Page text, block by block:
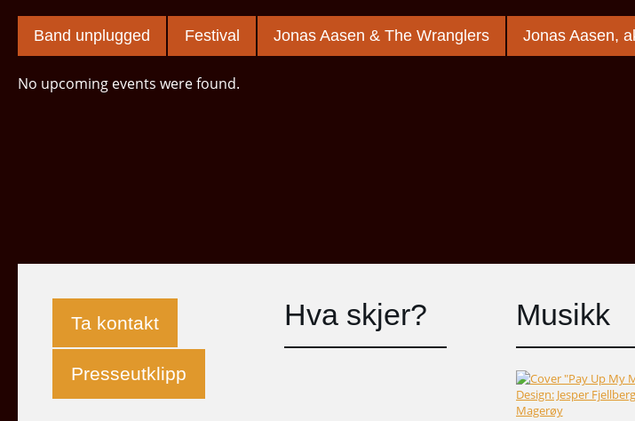
Band unplugged Festival Jonas Aasen & The Wranglers Jonas Aasen,
No upcoming events were found.
Ta kontakt
Presseutklipp
Hva skjer? Musikk